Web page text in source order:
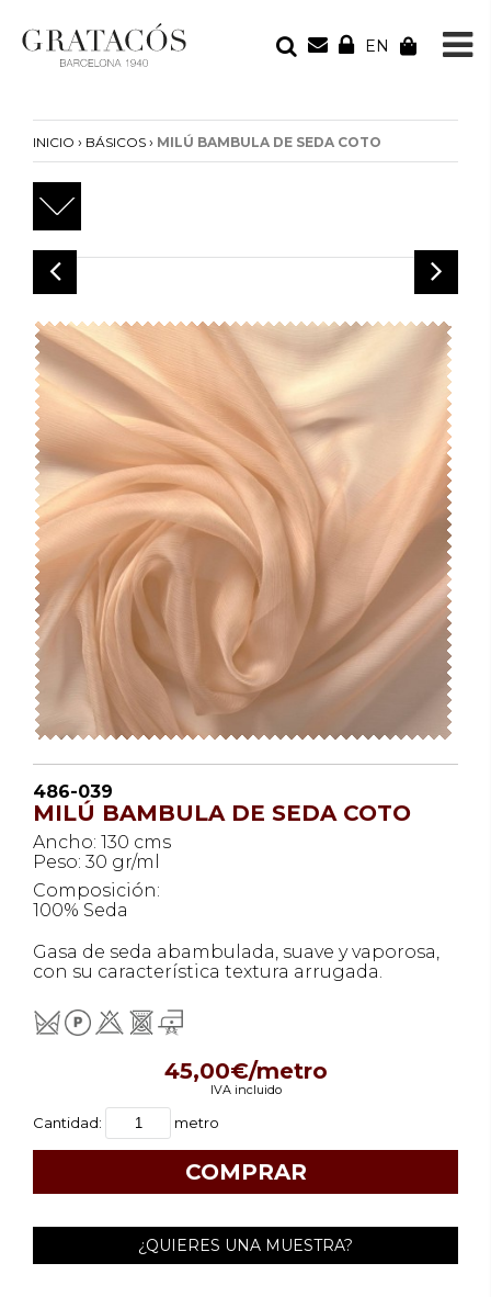
EN
Tu bolsa está vacía
INICIO › BÁSICOS › MILÚ BAMBULA DE SEDA COTO
486-039
MILÚ BAMBULA DE SEDA COTO
Ancho: 130 cms
Peso: 30 gr/ml
Composición:
100% Seda
Gasa de seda abambulada, suave y vaporosa,
con su característica textura arrugada.
45,00€/metro
IVA incluido
Cantidad: metro
¿QUIERES UNA MUESTRA?